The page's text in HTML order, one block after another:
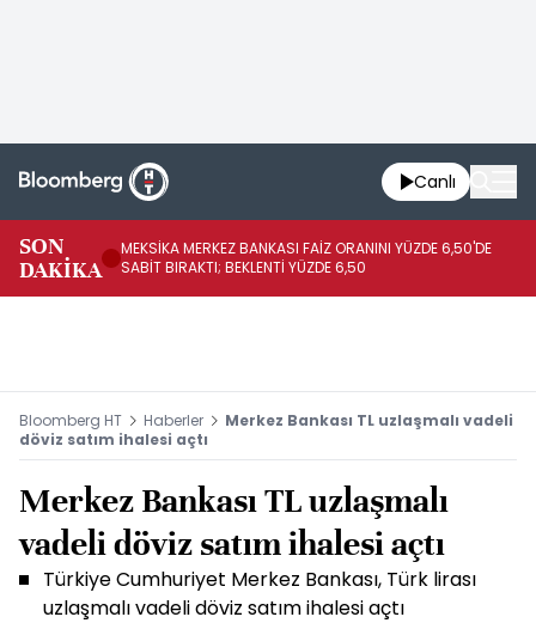
Canlı
SON
DAKİKA
MEKSİKA MERKEZ BANKASI FAİZ ORANINI YÜZDE 6,50'DE
SABİT BIRAKTI; BEKLENTİ YÜZDE 6,50
Bloomberg HT Haberler
Merkez Bankası TL uzlaşmalı vadeli
döviz satım ihalesi açtı
Merkez Bankası TL uzlaşmalı
vadeli döviz satım ihalesi açtı
Türkiye Cumhuriyet Merkez Bankası, Türk lirası
uzlaşmalı vadeli döviz satım ihalesi açtı